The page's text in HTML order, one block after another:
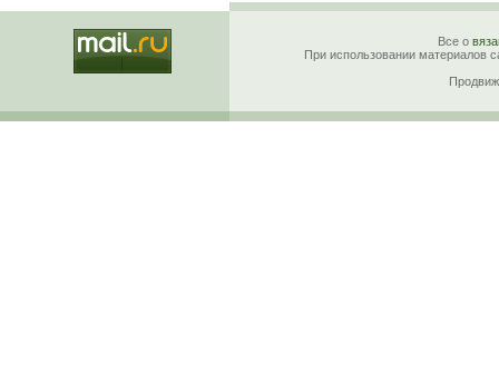
Все о
При использовании материалов